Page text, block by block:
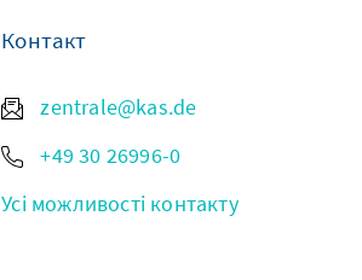
Контакт
zentrale@kas.de
+49 30 26996-0
Усі можливості контакту